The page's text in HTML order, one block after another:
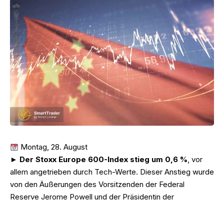
Montag, 28. August
► Der Stoxx Europe 600-Index stieg um 0,6 %, vor
allem angetrieben durch Tech-Werte. Dieser Anstieg wurde
von den Äußerungen des Vorsitzenden der Federal
Reserve Jerome Powell und der Präsidentin der